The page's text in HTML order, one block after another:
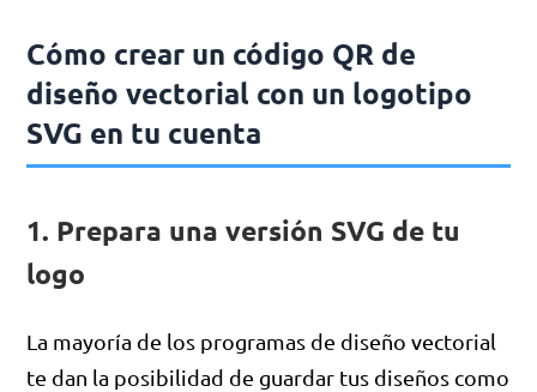
Cómo crear un código QR de
diseño vectorial con un logotipo
SVG en tu cuenta
1. Prepara una versión SVG de tu
logo
La mayoría de los programas de diseño vectorial
te dan la posibilidad de guardar tus diseños como